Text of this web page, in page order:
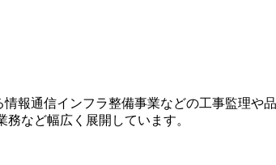
報通信インフラ整備事業などの工事監理や
など幅広く展開しています。